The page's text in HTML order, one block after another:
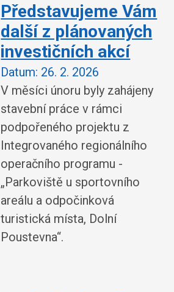
Představujeme Vám
další z plánovaných
investičních akcí
Datum: 26. 2. 2026
V měsíci únoru byly zahájeny
stavební práce v rámci
podpořeného projektu z
Integrovaného regionálního
operačního programu -
„Parkoviště u sportovního
areálu a odpočinková
turistická místa, Dolní
Poustevna“.